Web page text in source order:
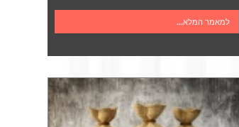
למאמר המלא...